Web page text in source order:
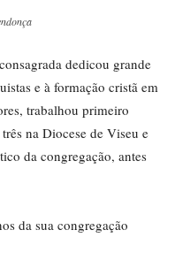
dedicou grande
e à formação cristã em
trabalhou primeiro
na Diocese de Viseu e
da congregação, antes
da sua congregação